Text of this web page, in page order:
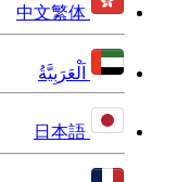
中文繁体
اَلْعَرَبِيَّةُ
日本語